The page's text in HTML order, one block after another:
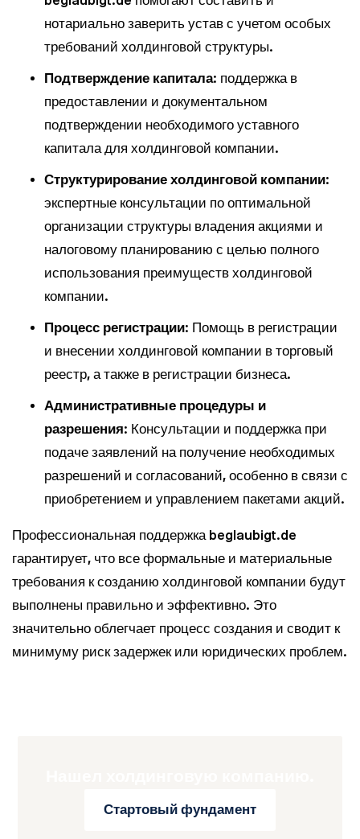
нотариально заверить устав с учетом особых
требований холдинговой структуры.
Подтверждение капитала: поддержка в
предоставлении и документальном
подтверждении необходимого уставного
капитала для холдинговой компании.
Структурирование холдинговой компании:
экспертные консультации по оптимальной
организации структуры владения акциями и
налоговому планированию с целью полного
использования преимуществ холдинговой
компании.
Процесс регистрации: Помощь в регистрации
и внесении холдинговой компании в торговый
реестр, а также в регистрации бизнеса.
Административные процедуры и
разрешения: Консультации и поддержка при
подаче заявлений на получение необходимых
разрешений и согласований, особенно в связи с
приобретением и управлением пакетами акций.
Профессиональная поддержка beglaubigt.de
гарантирует, что все формальные и материальные
требования к созданию холдинговой компании будут
выполнены правильно и эффективно. Это
значительно облегчает процесс создания и сводит к
минимуму риск задержек или юридических проблем.
Стартовый фундамент